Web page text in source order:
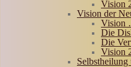
Vision
Vision der
Vision
Die
Die
Vision
Selbstheilung